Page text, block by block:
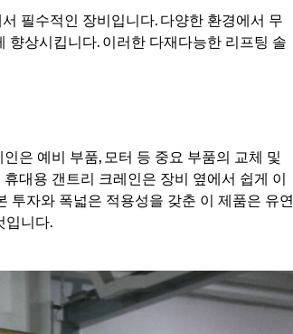
필수적인 장비입니다. 다양한 환경에서 무
상시킵니다. 이러한 다재다능한 리프팅 솔
은 예비 부품, 모터 등 중요 부품의 교체 및
대용 갠트리 크레인은 장비 옆에서 쉽게 이
투자와 폭넓은 적용성을 갖춘 이 제품은 유연
입니다.